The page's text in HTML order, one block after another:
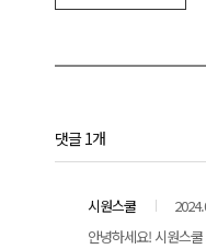
댓글 1개
시원스쿨
안녕하세요! 시원스